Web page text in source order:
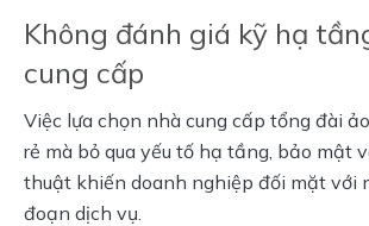
Không đánh giá kỹ hạ
cung cấp
Việc lựa chọn nhà cung cấp tổng đài
rẻ mà bỏ qua yếu tố hạ tầng, bảo mật
thuật khiến doanh nghiệp đối mặt với
đoạn dịch vụ.